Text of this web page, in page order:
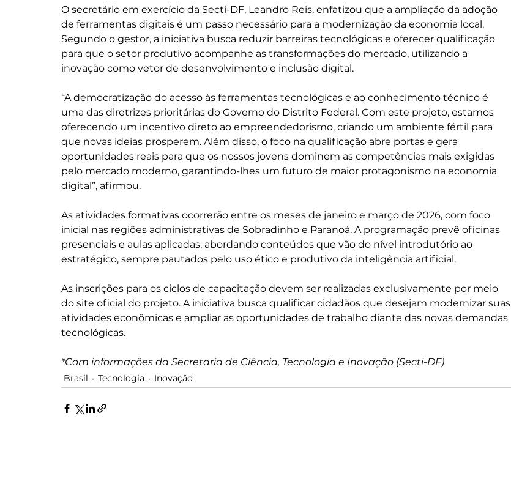
O secretário em exercício da Secti-DF, Leandro Reis, enfatizou que a ampliação da adoção
de ferramentas digitais é um passo necessário para a modernização da economia local.
Segundo o gestor, a iniciativa busca reduzir barreiras tecnológicas e oferecer qualificação
para que o setor produtivo acompanhe as transformações do mercado, utilizando a
inovação como vetor de desenvolvimento e inclusão digital.
“A democratização do acesso às ferramentas tecnológicas e ao conhecimento técnico é
uma das diretrizes prioritárias do Governo do Distrito Federal. Com este projeto, estamos
oferecendo um incentivo direto ao empreendedorismo, criando um ambiente fértil para
que novas ideias prosperem. Além disso, o foco na qualificação abre portas e gera
oportunidades reais para que os nossos jovens dominem as competências mais exigidas
pelo mercado moderno, garantindo-lhes um futuro de maior protagonismo na economia
digital”, afirmou.
As atividades formativas ocorrerão entre os meses de janeiro e março de 2026, com foco
inicial nas regiões administrativas de Sobradinho e Paranoá. A programação prevê oficinas
presenciais e aulas aplicadas, abordando conteúdos que vão do nível introdutório ao
estratégico, sempre pautados pelo uso ético e produtivo da inteligência artificial.
As inscrições para os ciclos de capacitação devem ser realizadas exclusivamente por meio
do site oficial do projeto. A iniciativa busca qualificar cidadãos que desejam modernizar suas
atividades econômicas e ampliar as oportunidades de trabalho diante das novas demandas
tecnológicas.
*Com informações da Secretaria de Ciência, Tecnologia e Inovação (Secti-DF)
Brasil Tecnologia Inovação